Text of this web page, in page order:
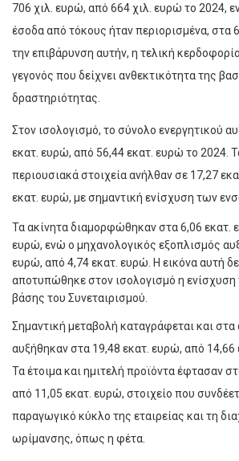
706 χιλ. ευρώ, από 664 χιλ. ευρώ το 2024,
έσοδα από τόκους ήταν περιορισμένα, στα
την επιβάρυνση αυτήν, η τελική
γεγονός που δείχνει ανθεκτικότητα της
δραστηριότητας.
Στον ισολογισμό, το σύνολο ενεργητικού
εκατ. ευρώ, από 56,44 εκατ. ευρώ το 2024.
περιουσιακά στοιχεία ανήλθαν σε 17,27
εκατ. ευρώ, με σημαντική ενίσχυση των
Τα ακίνητα διαμορφώθηκαν στα 6,06 εκατ.
ευρώ, ενώ ο μηχανολογικός εξοπλισμός
ευρώ, από 4,74 εκατ. ευρώ. Η εικόνα αυτή
αποτυπώθηκε στον ισολογισμό η
βάσης του Συνεταιρισμού.
Σημαντική μεταβολή καταγράφεται και
αυξήθηκαν στα 19,48 εκατ. ευρώ, από 14,66
Τα έτοιμα και ημιτελή προϊόντα έφτασαν
από 11,05 εκατ. ευρώ, στοιχείο που
παραγωγικό κύκλο της εταιρείας και τη
ωρίμανσης, όπως η φέτα.